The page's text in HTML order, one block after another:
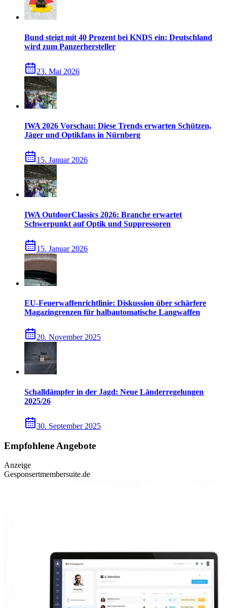
Bund steigt mit 40 Prozent bei KNDS ein: Deutschland
wird zum Panzerhersteller
23. Mai 2026
IWA 2026 Vorschau: Diese Trends erwarten Schützen,
Jäger und Optikfans in Nürnberg
15. Januar 2026
IWA OutdoorClassics 2026: Branche erwartet
Schwerpunkt auf Optik und Suppressoren
15. Januar 2026
EU-Feuerwaffenrichtlinie: Diskussion über schärfere
Magazingrenzen für halbautomatische Langwaffen
20. November 2025
Schalldämpfer in der Jagd: Neue Länderregelungen
2025/26
30. September 2025
Empfohlene Angebote
Anzeige
Gesponsertmembersuite.de